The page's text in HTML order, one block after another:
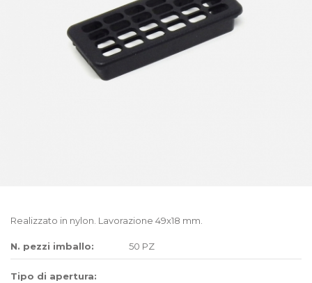
Realizzato in nylon. Lavorazione 49x18 mm.
N. pezzi imballo: 50 PZ
Tipo di apertura: